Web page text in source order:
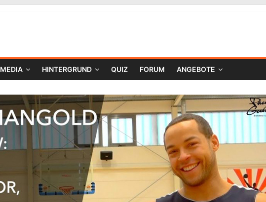
MEDIA HINTERGRUND QUIZ FORUM ANGEBOTE